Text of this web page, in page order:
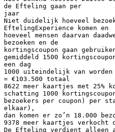
de Efteling gaan per
jaar
Niet duidelijk hoeveel
EftelingExperience komen en
hoeveel mensen daarvan
bezoeken en de
kortingscoupon gaan
gemiddeld 1500
een dag
1000 uiteindelijk van
= €103.500 totaal
8622 meer kaartjes met 25%
schatting 1000
bezoekers per coupon) per
elkaar),
dan komen er zo’n 18.000
9378 meer kaartjes verkocht
De Efteling verdient alleen